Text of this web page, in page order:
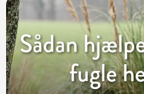
Sådan
fugle